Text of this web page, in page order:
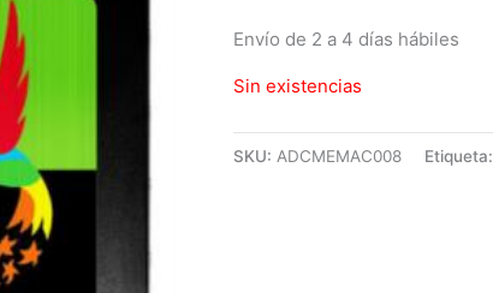
Envío de 2 a 4 días hábiles
Sin existencias
SKU: ADCMEMAC008 Etiqueta: